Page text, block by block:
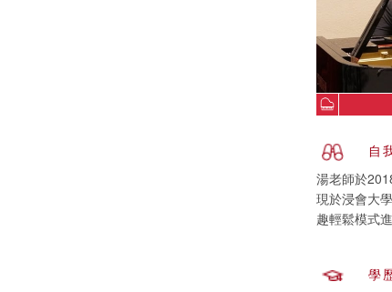
自
湯老師於
現於浸會大
趣輕鬆模式
學